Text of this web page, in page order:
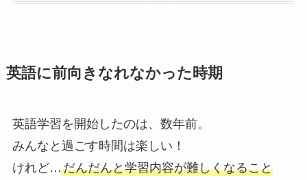
英語に前向きなれなかった時期
英語学習を開始したのは、数年前。
みんなと過ごす時間は楽しい！
けれど…だんだんと学習内容が難しくなること